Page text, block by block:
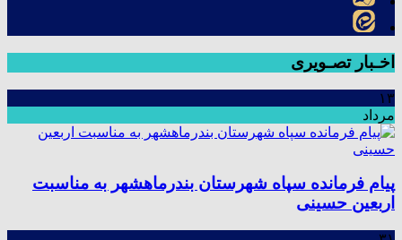
اخـبار تصـویری
۱۳
مرداد
پیام فرمانده سپاه شهرستان بندرماهشهر به مناسبت
اربعین حسینی